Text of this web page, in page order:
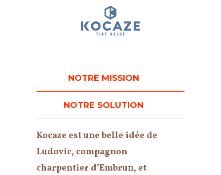
NOTRE MISSION
NOTRE SOLUTION
Kocaze est une belle idée de
Ludovic, compagnon
charpentier d’Embrun, et